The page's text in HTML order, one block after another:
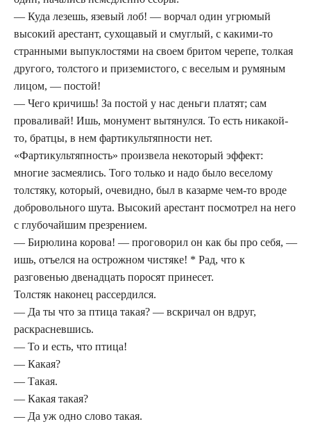
— Куда лезешь, язевый лоб! — ворчал один угрюмый
высокий арестант, сухощавый и смуглый, с какими-то
странными выпуклостями на своем бритом черепе, толкая
другого, толстого и приземистого, с веселым и румяным
лицом, — постой!
— Чего кричишь! За постой у нас деньги платят; сам
проваливай! Ишь, монумент вытянулся. То есть никакой-
то, братцы, в нем фартикультяпности нет.
«Фартикультяпность» произвела некоторый эффект:
многие засмеялись. Того только и надо было веселому
толстяку, который, очевидно, был в казарме чем-то вроде
добровольного шута. Высокий арестант посмотрел на него
с глубочайшим презрением.
— Бирюлина корова! — проговорил он как бы про себя, —
ишь, отъелся на острожном чистяке! * Рад, что к
разговенью двенадцать поросят принесет.
Толстяк наконец рассердился.
— Да ты что за птица такая? — вскричал он вдруг,
раскрасневшись.
— То и есть, что птица!
— Какая?
— Такая.
— Какая такая?
— Да уж одно слово такая.